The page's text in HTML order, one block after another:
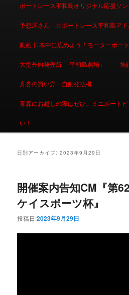
ボートレース平和島オリジナル応援ソン
予想屋さん ☆ボートレース平和島ア
動画 日本中に広めよう！モーターボー
大型外向発売所 「平和島劇場」 施
舟券の買い方 自動発払機
青森にお越しの際はぜひ、ミニボート
い！
日別アーカイブ:2023年9月29日
開催案内告知CM『第
ケイスポーツ杯』
投稿日:2023年9月29日